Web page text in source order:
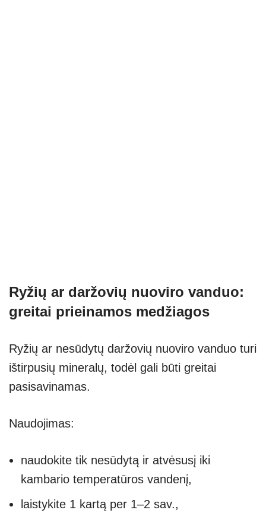
Ryžių ar daržovių nuoviro vanduo:
greitai prieinamos medžiagos
Ryžių ar nesūdytų daržovių nuoviro vanduo turi
ištirpusių mineralų, todėl gali būti greitai
pasisavinamas.
Naudojimas:
naudokite tik nesūdytą ir atvėsusį iki
kambario temperatūros vandenį,
laistykite 1 kartą per 1–2 sav.,